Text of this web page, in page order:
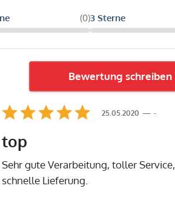
(0)3 Sterne
Bewertung schreiben
-
25.05.2020
top
Sehr gute Verarbeitung, toller Service,
schnelle Lieferung.